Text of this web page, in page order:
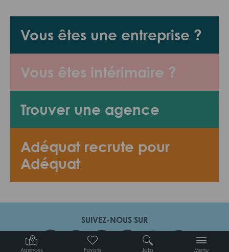
Agences Favoris Jobs Menu
Vous êtes une entreprise ?
Vous êtes intérimaire ?
Trouver une agence
Adéquat recrute pour
Adéquat
SUIVEZ-NOUS SUR